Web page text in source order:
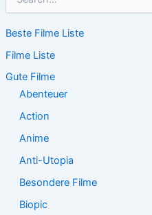
h
n
n
Beste Filme Liste
Filme Liste
Gute Filme
Abenteuer
Action
Anime
Anti-Utopia
Besondere Filme
Biopic